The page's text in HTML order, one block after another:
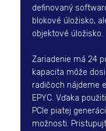
definovaný
blokové úložisko,
objektové úložisko.
Zariadenie má 24
kapacita môže
radičoch nájdeme
EPYC. Vďaka
PCIe piatej
možnosti.